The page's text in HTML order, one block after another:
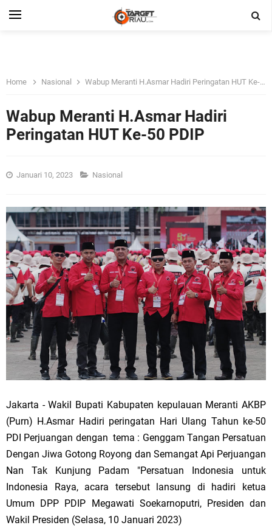
Home Nasional Wabup Meranti H.Asmar Hadiri Peringatan HUT Ke-50 PDIP
Wabup Meranti H.Asmar Hadiri
Peringatan HUT Ke-50 PDIP
Januari 10, 2023 Nasional
Jakarta - Wakil Bupati Kabupaten kepulauan Meranti AKBP
(Purn) H.Asmar Hadiri peringatan Hari Ulang Tahun ke-50
PDI Perjuangan dengan tema : Genggam Tangan Persatuan
Dengan Jiwa Gotong Royong dan Semangat Api Perjuangan
Nan Tak Kunjung Padam "Persatuan Indonesia untuk
Indonesia Raya, acara tersebut lansung di hadiri ketua
Umum DPP PDIP Megawati Soekarnoputri, Presiden dan
Wakil Presiden (Selasa, 10 Januari 2023)